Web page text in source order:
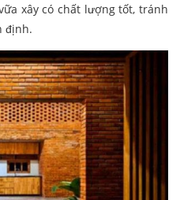
xây có chất lượng tốt, tránh
định.